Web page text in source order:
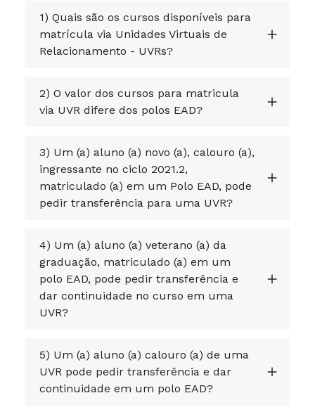
1) Quais são os cursos disponíveis para
matrícula via Unidades Virtuais de
Relacionamento - UVRs?
2) O valor dos cursos para matricula
via UVR difere dos polos EAD?
3) Um (a) aluno (a) novo (a), calouro (a),
ingressante no ciclo 2021.2,
matriculado (a) em um Polo EAD, pode
pedir transferência para uma UVR?
4) Um (a) aluno (a) veterano (a) da
graduação, matriculado (a) em um
polo EAD, pode pedir transferência e
dar continuidade no curso em uma
UVR?
5) Um (a) aluno (a) calouro (a) de uma
UVR pode pedir transferência e dar
continuidade em um polo EAD?